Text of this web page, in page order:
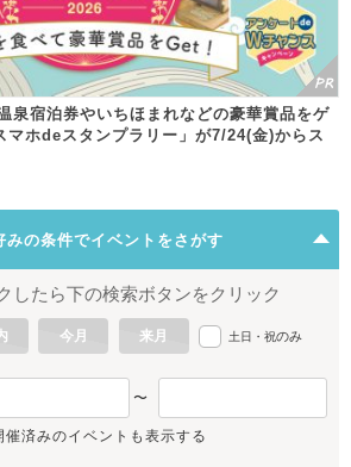
泉宿泊券やいちほまれなどの豪華賞品をゲ
マホdeスタンプラリー」が7/24(金)からス
みの条件でイベントをさがす
したら下の検索ボタンをクリック
今月 来月 土日・祝のみ
〜
催済みのイベントも表示する